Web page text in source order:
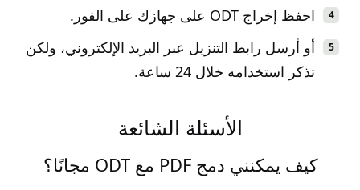
احفظ إخراج ODT على جهازك على الفور.
أو أرسل رابط التنزيل عبر البريد الإلكتروني، ولكن
تذكر استخدامه خلال 24 ساعة.
الأسئلة الشائعة
كيف يمكنني دمج PDF مع ODT مجانًا؟